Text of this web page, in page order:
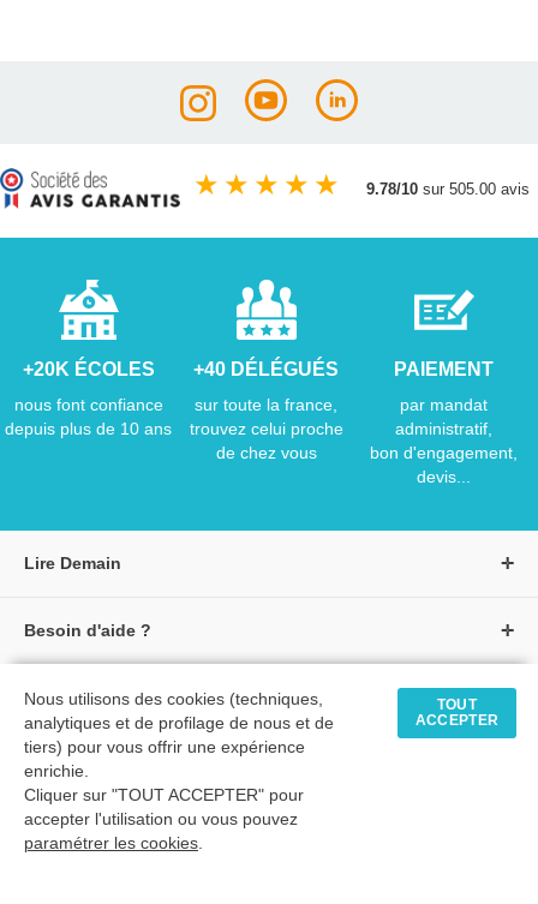
★ ★ ★ ★ ★ 9.78/10 sur 505.00 avis
+20K ÉCOLES
nous font confiance
depuis plus de 10 ans
+40 DÉLÉGUÉS
sur toute la france,
trouvez celui proche
de chez vous
PAIEMENT
par mandat
administratif,
bon d'engagement,
devis...
Lire Demain
S'identifier
Créer un compte
★ Avis clients vérifiés
Besoin d'aide ?
Suivre une commande
Modes de paiement
Livraisons et retours
Tarifs négociés
Comment passer commande
Nous contacter
Formulaire de contact
Siège social
Tous nos livres
Livres petite enfance
Livres maternelle
Nous utilisons des cookies (techniques,
analytiques et de profilage de nous et de
tiers) pour vous offrir une expérience
enrichie.
Cliquer sur "TOUT ACCEPTER" pour
accepter l'utilisation ou vous pouvez
paramétrer les cookies.
TOUT
ACCEPTER